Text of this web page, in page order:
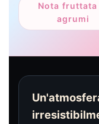
Nota fruttata
agrumi